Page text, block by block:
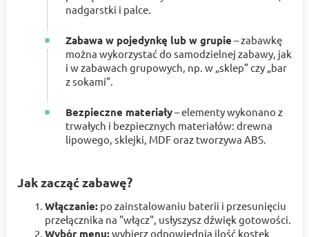
nadgarstki i palce.
Zabawa w pojedynkę lub w grupie – zabawkę
można wykorzystać do samodzielnej zabawy, jak
i w zabawach grupowych, np. w „sklep” czy „bar
z sokami”.
Bezpieczne materiały– elementy wykonano z
trwałych i bezpiecznych materiałów: drewna
lipowego, sklejki, MDF oraz tworzywa ABS.
Jak zacząć zabawę?
Włączanie: po zainstalowaniu baterii i przesunięciu
przełącznika na "włącz", usłyszysz dźwięk gotowości.
Wybór menu:wybierz odpowiednią ilość kostek